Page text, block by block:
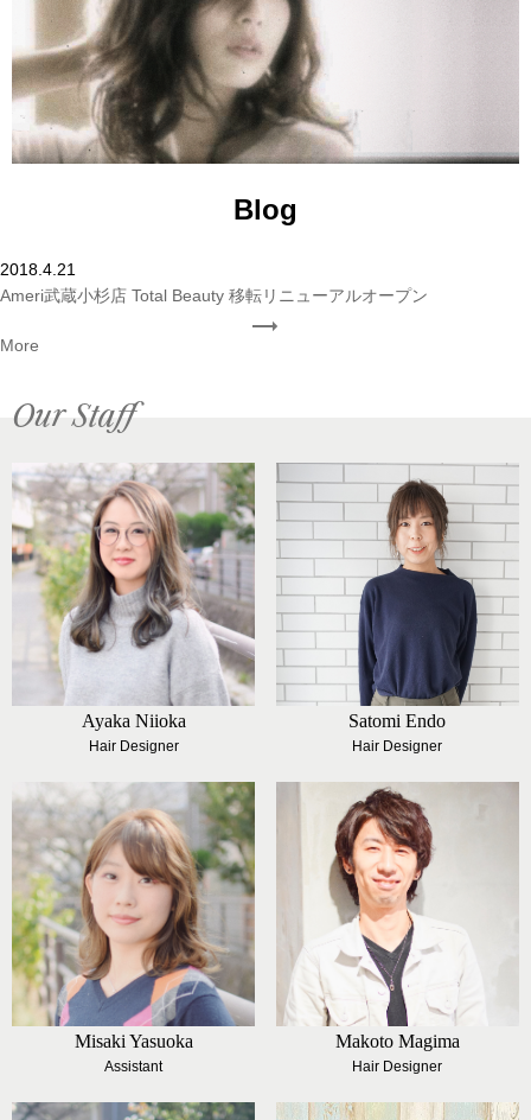
Blog
2018.4.21
Ameri武蔵小杉店 Total Beauty 移転リニューアルオープン
More
Our Staff
Ayaka Niioka
Hair Designer
Satomi Endo
Hair Designer
Misaki Yasuoka
Assistant
Makoto Magima
Hair Designer